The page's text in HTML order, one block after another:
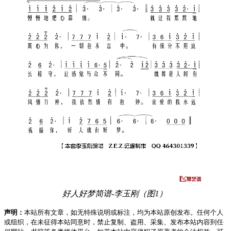
好人好梦简谱-李玉刚（图1）
声明： 本站所有文章，如无特殊说明或标注，均为本站原创发布。任何个人
或组织，在未征得本站同意时，禁止复制、盗用、采集、发布本站内容到任